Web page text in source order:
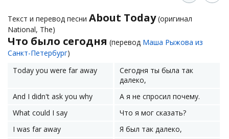
Текст и перевод песни About Today(оригинал
National, The)
Что было сегодня (перевод Маша Рыжова из
Санкт-Петербург)
Today you were far away
Сегодня ты была так
далеко,
And I didn't ask you why
А я не спросил почему.
What could I say
Что я мог сказать?
I was far away
Я был так далеко,